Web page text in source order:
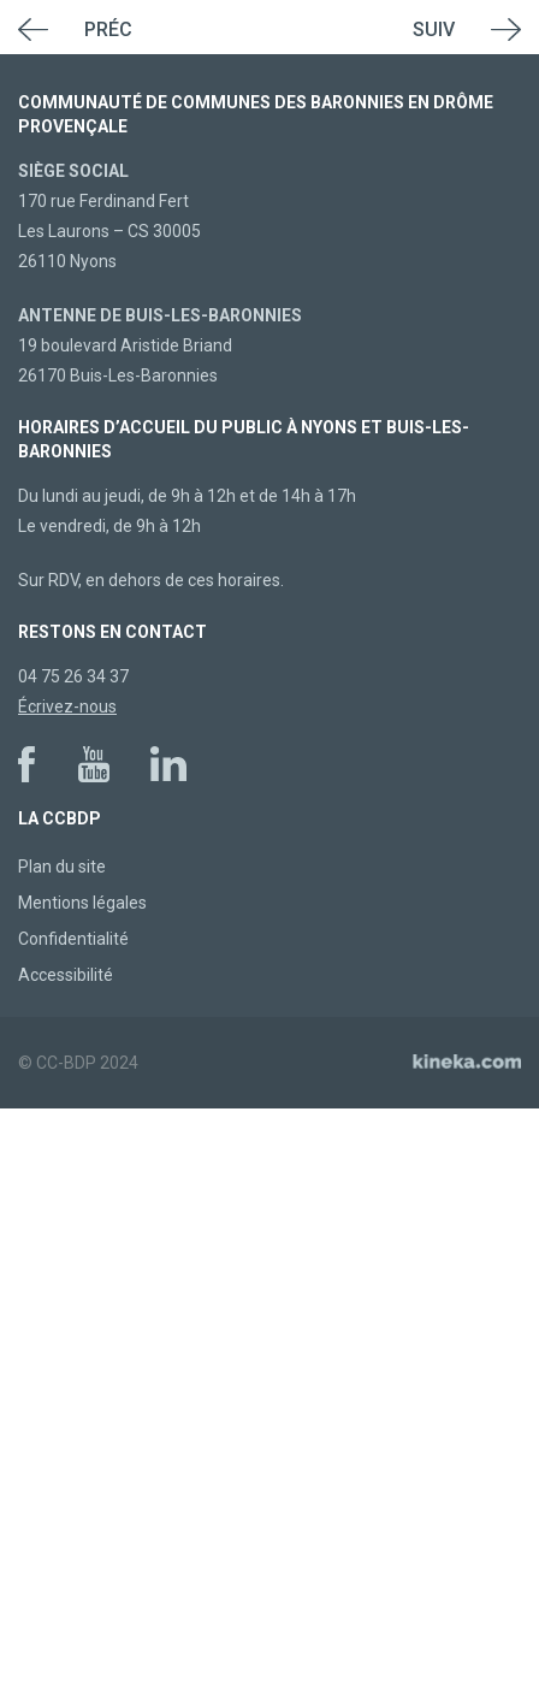
PRÉC SUIV
COMMUNAUTÉ DE COMMUNES DES BARONNIES EN DRÔME
PROVENÇALE
SIÈGE SOCIAL
170 rue Ferdinand Fert
Les Laurons – CS 30005
26110 Nyons
ANTENNE DE BUIS-LES-BARONNIES
19 boulevard Aristide Briand
26170 Buis-Les-Baronnies
HORAIRES D’ACCUEIL DU PUBLIC À NYONS ET BUIS-LES-
BARONNIES
Du lundi au jeudi, de 9h à 12h et de 14h à 17h
Le vendredi, de 9h à 12h
Sur RDV, en dehors de ces horaires.
RESTONS EN CONTACT
04 75 26 34 37
Écrivez-nous
LA CCBDP
Plan du site
Mentions légales
Confidentialité
Accessibilité
© CC-BDP 2024